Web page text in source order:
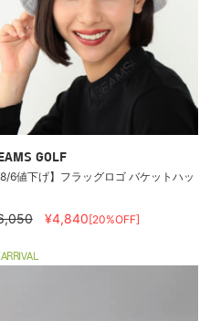
GOLF
8/6値下げ】フラッグロゴ バケットハッ
¥4,840[20%OFF]